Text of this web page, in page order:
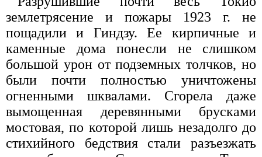
землетрясение и пожары 1923 г. не
пощадили и Гиндзу. Ее кирпичные и
каменные дома понесли не слишком
большой урон от подземных толчков, но
были почти полностью уничтожены
огненными шквалами. Сгорела даже
вымощенная деревянными брусками
мостовая, по которой лишь незадолго до
стихийного бедствия стали разъезжать